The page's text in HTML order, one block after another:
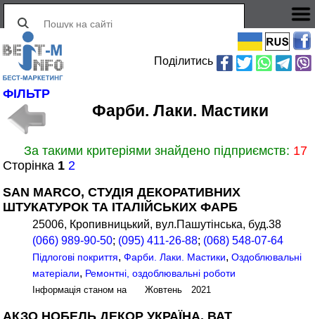
Поділитись
ФІЛЬТР
Фарби. Лаки. Мастики
За такими критеріями знайдено підприємств: 17
Сторінка 12
SAN MARCO, СТУДІЯ ДЕКОРАТИВНИХ
ШТУКАТУРОК ТА ІТАЛІЙСЬКИХ ФАРБ
25006, Кропивницький, вул.Пашутінська, буд.38
(066) 989-90-50; (095) 411-26-88; (068) 548-07-64
Підлогові покриття,Фарби. Лаки. Мастики,Оздоблювальні
матеріали, Ремонтні, оздоблювальні роботи
Інформація станом на Жовтень 2021